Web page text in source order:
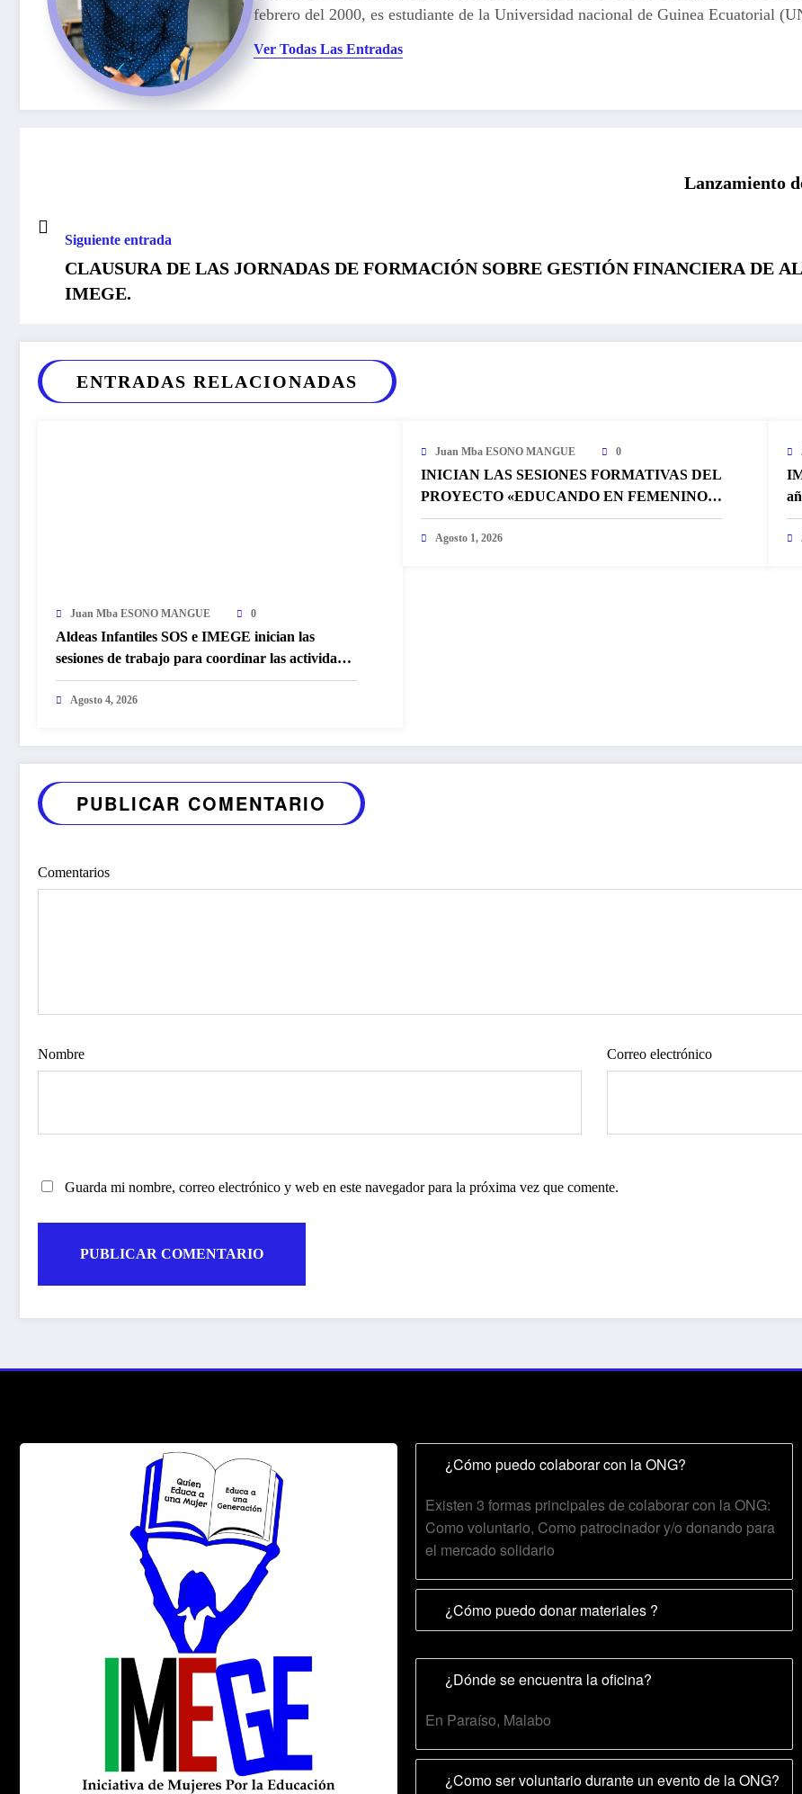
febrero del 2000, es estudiante de la Universidad nacional de Guinea Ecuatorial
Ver Todas Las Entradas
Lanzamiento
Siguiente entrada
CLAUSURA DE LAS JORNADAS DE FORMACIÓN SOBRE GESTIÓN FINANCIERA DE
IMEGE.
ENTRADAS RELACIONADAS
Juan Mba ESONO MANGUE 0
Aldeas Infantiles SOS e IMEGE inician las
sesiones de trabajo para coordinar las actividades
conmemorativas del Día Internacional de la
Juventud
Agosto 4, 2026
Juan Mba ESONO MANGUE 0
INICIAN LAS SESIONES FORMATIVAS DEL
PROYECTO «EDUCANDO EN FEMENINO»
DE LA ONG IMEGE
Agosto 1, 2026
PUBLICAR COMENTARIO
Comentarios
Nombre Correo electrónico
Guarda mi nombre, correo electrónico y web en este navegador para la próxima vez que comente.
¿Cómo puedo colaborar con la ONG?
Existen 3 formas principales de colaborar con la ONG:
Como voluntario, Como patrocinador y/o donando para
el mercado solidario
¿Cómo puedo donar materiales ?
¿Dónde se encuentra la oficina?
En Paraíso, Malabo
¿Como ser voluntario durante un evento de la ONG?